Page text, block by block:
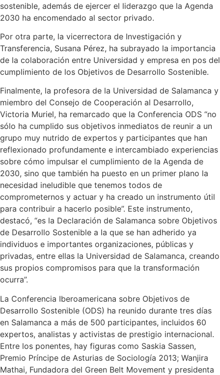
sostenible, además de ejercer el liderazgo que la Agenda
2030 ha encomendado al sector privado.
Por otra parte, la vicerrectora de Investigación y
Transferencia, Susana Pérez, ha subrayado la importancia
de la colaboración entre Universidad y empresa en pos del
cumplimiento de los Objetivos de Desarrollo Sostenible.
Finalmente, la profesora de la Universidad de Salamanca y
miembro del Consejo de Cooperación al Desarrollo,
Victoria Muriel, ha remarcado que la Conferencia ODS “no
sólo ha cumplido sus objetivos inmediatos de reunir a un
grupo muy nutrido de expertos y participantes que han
reflexionado profundamente e intercambiado experiencias
sobre cómo impulsar el cumplimiento de la Agenda de
2030, sino que también ha puesto en un primer plano la
necesidad ineludible que tenemos todos de
comprometernos y actuar y ha creado un instrumento útil
para contribuir a hacerlo posible”. Este instrumento,
destacó, “es la Declaración de Salamanca sobre Objetivos
de Desarrollo Sostenible a la que se han adherido ya
individuos e importantes organizaciones, públicas y
privadas, entre ellas la Universidad de Salamanca, creando
sus propios compromisos para que la transformación
ocurra”.
La Conferencia Iberoamericana sobre Objetivos de
Desarrollo Sostenible (ODS) ha reunido durante tres días
en Salamanca a más de 500 participantes, incluidos 60
expertos, analistas y activistas de prestigio internacional.
Entre los ponentes, hay figuras como Saskia Sassen,
Premio Príncipe de Asturias de Sociología 2013; Wanjira
Mathai, Fundadora del Green Belt Movement y presidenta